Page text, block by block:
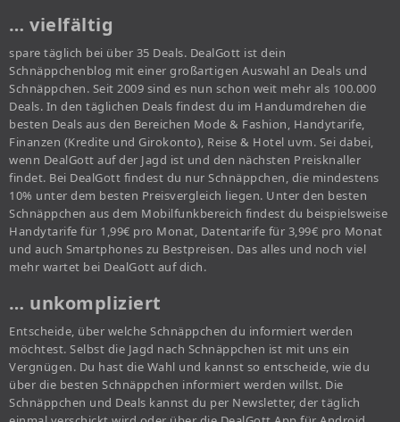
… vielfältig
spare täglich bei über 35 Deals. DealGott ist dein
Schnäppchenblog mit einer großartigen Auswahl an Deals und
Schnäppchen. Seit 2009 sind es nun schon weit mehr als 100.000
Deals. In den täglichen Deals findest du im Handumdrehen die
besten Deals aus den Bereichen Mode & Fashion, Handytarife,
Finanzen (Kredite und Girokonto), Reise & Hotel uvm. Sei dabei,
wenn DealGott auf der Jagd ist und den nächsten Preisknaller
findet. Bei DealGott findest du nur Schnäppchen, die mindestens
10% unter dem besten Preisvergleich liegen. Unter den besten
Schnäppchen aus dem Mobilfunkbereich findest du beispielsweise
Handytarife für 1,99€ pro Monat, Datentarife für 3,99€ pro Monat
und auch Smartphones zu Bestpreisen. Das alles und noch viel
mehr wartet bei DealGott auf dich.
… unkompliziert
Entscheide, über welche Schnäppchen du informiert werden
möchtest. Selbst die Jagd nach Schnäppchen ist mit uns ein
Vergnügen. Du hast die Wahl und kannst so entscheide, wie du
über die besten Schnäppchen informiert werden willst. Die
Schnäppchen und Deals kannst du per Newsletter, der täglich